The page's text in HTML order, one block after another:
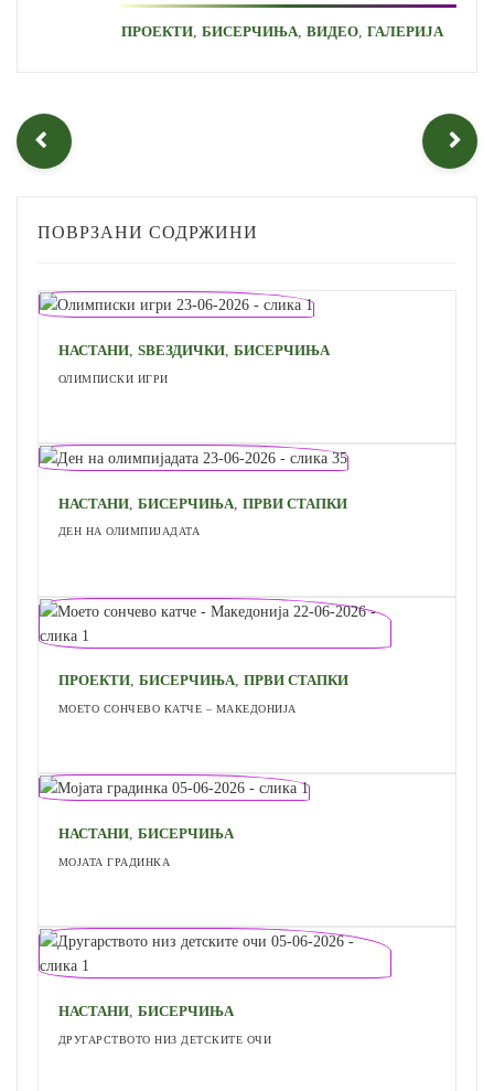
ПРОЕКТИ ,БИСЕРЧИЊА ,ВИДЕО ,ГАЛЕРИЈА
ПОВРЗАНИ СОДРЖИНИ
НАСТАНИ, ЅВЕЗДИЧКИ, БИСЕРЧИЊА
ОЛИМПИСКИ ИГРИ
НАСТАНИ, БИСЕРЧИЊА, ПРВИ СТАПКИ
ДЕН НА ОЛИМПИЈАДАТА
ПРОЕКТИ, БИСЕРЧИЊА, ПРВИ СТАПКИ
МОЕТО СОНЧЕВО КАТЧЕ – МАКЕДОНИЈА
НАСТАНИ, БИСЕРЧИЊА
МОЈАТА ГРАДИНКА
НАСТАНИ, БИСЕРЧИЊА
ДРУГАРСТВОТО НИЗ ДЕТСКИТЕ ОЧИ